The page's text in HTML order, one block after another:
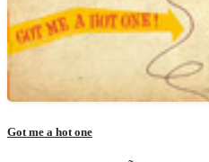
Got me a hot one